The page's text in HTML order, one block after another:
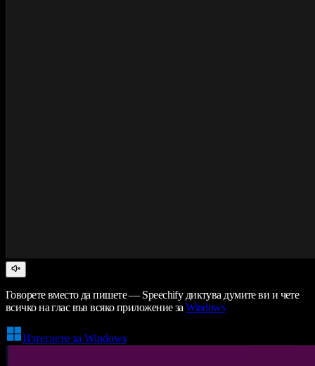
Говорете вместо да пишете — Speechify диктува думите ви и чете
всичко на глас във всяко приложение заWindows
Изтеглете за Windows